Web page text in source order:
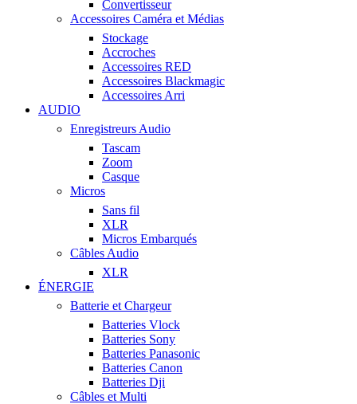
Convertisseur
Accessoires Caméra et Médias
Stockage
Accroches
Accessoires RED
Accessoires Blackmagic
Accessoires Arri
AUDIO
Enregistreurs Audio
Tascam
Zoom
Casque
Micros
Sans fil
XLR
Micros Embarqués
Câbles Audio
XLR
ÉNERGIE
Batterie et Chargeur
Batteries Vlock
Batteries Sony
Batteries Panasonic
Batteries Canon
Batteries Dji
Câbles et Multi